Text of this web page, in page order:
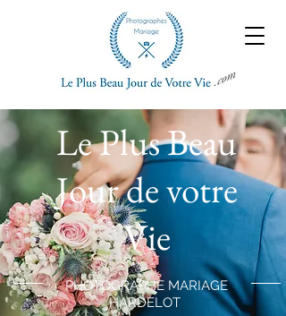
Le Plus Beau
Jour de votre
Vie
PHOTOGRAPHE MARIAGE
HARDELOT